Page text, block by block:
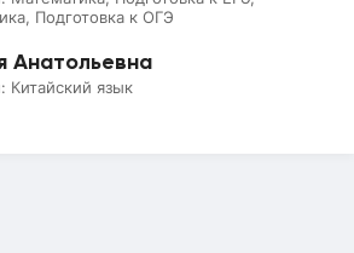
Подготовка к ОГЭ
Анатольевна
Китайский язык